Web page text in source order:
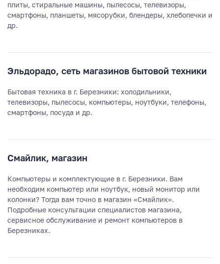
плиты, стиральные машины, пылесосы, телевизоры,
смартфоны, планшеты, мясорубки, блендеры, хлебопечки и
др.
Эльдорадо, сеть магазинов бытовой техники
Бытовая техника в г. Березники: холодильники,
телевизоры, пылесосы, компьютеры, ноутбуки, телефоны,
смартфоны, посуда и др.
Смайлик, магазин
Компьютеры и комплектующие в г. Березники. Вам
необходим компьютер или ноутбук, новый монитор или
колонки? Тогда вам точно в магазин «Смайлик».
Подробные консультации специалистов магазина,
сервисное обслуживание и ремонт компьютеров в
Березниках.